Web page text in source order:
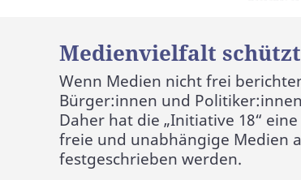
Medienvielfalt
Wenn Medien nicht frei
Bürger:innen und
Daher hat die „Initiative 18“
freie und unabhängige Medien
festgeschrieben werden.